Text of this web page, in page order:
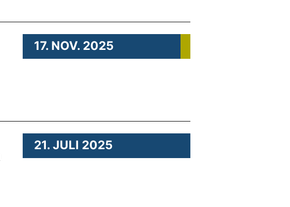
17. NOV. 2025
21. JULI 2025